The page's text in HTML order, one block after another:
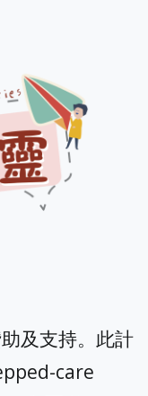
及支持。此計
care